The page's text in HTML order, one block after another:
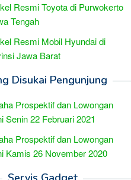
Resmi Toyota di Purwokerto
Tengah
Resmi Mobil Hyundai di
Jawa Barat
Disukai Pengunjung
Prospektif dan Lowongan
Senin 22 Februari 2021
Prospektif dan Lowongan
Kamis 26 November 2020